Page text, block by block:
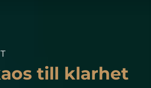
till klarhet